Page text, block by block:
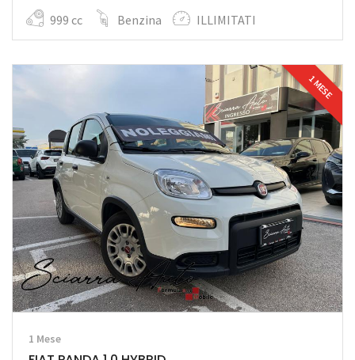
999 cc Benzina ILLIMITATI
1 MESE
1 Mese